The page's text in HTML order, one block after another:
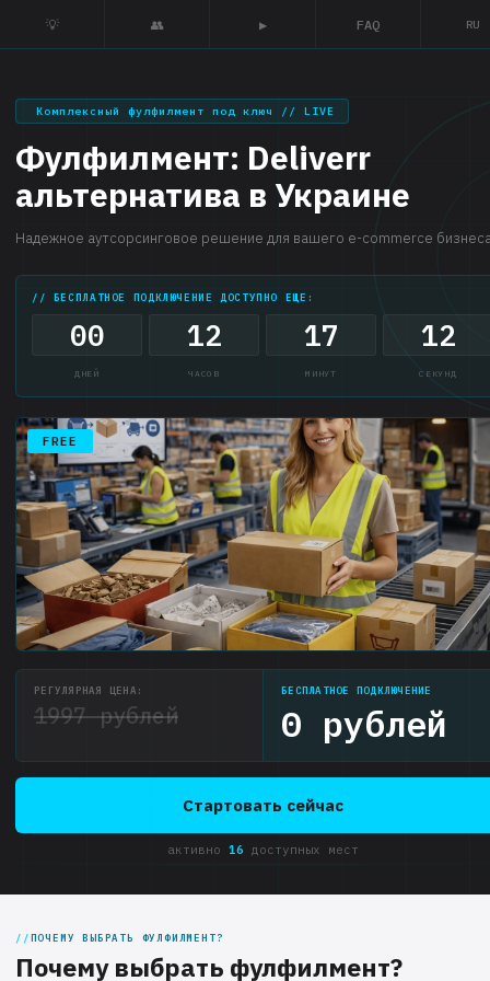
💡 👥 ▶ FAQ RU
Комплексный фулфилмент под ключ // LIVE
Фулфилмент: Deliverr
альтернатива в Украине
Надежное аутсорсинговое решение для вашего e-commerce
// БЕСПЛАТНОЕ ПОДКЛЮЧЕНИЕ ДОСТУПНО ЕЩЕ:
00
ДНЕЙ
12
ЧАСОВ
17
МИНУТ
11
СЕКУНД
FREE
РЕГУЛЯРНАЯ ЦЕНА:
1997 рублей
БЕСПЛАТНОЕ ПОДКЛЮЧЕНИЕ
0 рублей
Стартовать сейчас
активно 16 доступных мест
ПОЧЕМУ ВЫБРАТЬ ФУЛФИЛМЕНТ?
Почему выбрать фулфилмент?